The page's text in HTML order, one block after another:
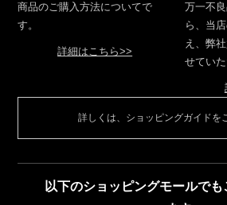
商品のご購入方法についてで
す。
詳細はこちら>>
万一不
ら、当
え、弊
せていた
詳しくは、ショッピングガイドを
以下のショッピングモールで